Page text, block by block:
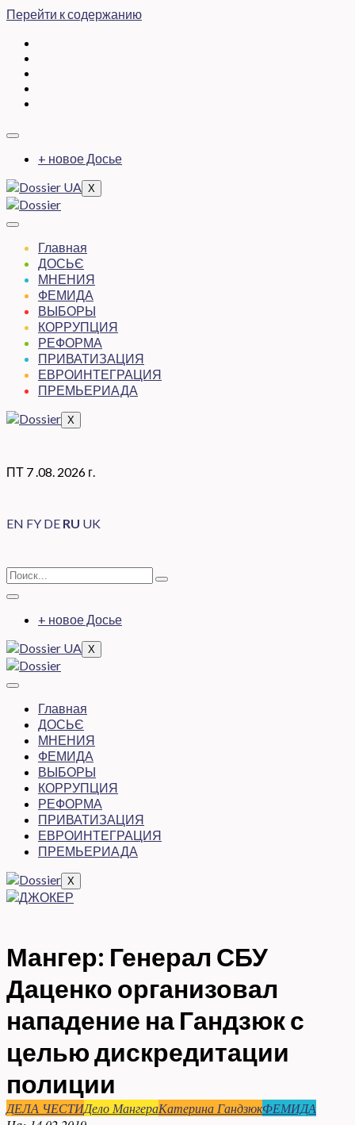
Перейти к содержанию
+ новое Досье
X
Главная
ДОСЬЄ
МНЕНИЯ
ФЕМИДА
ВЫБОРЫ
КОРРУПЦИЯ
РЕФОРМА
ПРИВАТИЗАЦИЯ
ЕВРОИНТЕГРАЦИЯ
ПРЕМЬЕРИАДА
X
ПТ 7 .08. 2026 г.
EN FY DE RU UK
+ новое Досье
X
Главная
ДОСЬЄ
МНЕНИЯ
ФЕМИДА
ВЫБОРЫ
КОРРУПЦИЯ
РЕФОРМА
ПРИВАТИЗАЦИЯ
ЕВРОИНТЕГРАЦИЯ
ПРЕМЬЕРИАДА
X
Мангер: Генерал СБУ
Даценко организовал
нападение на Гандзюк с
целью дискредитации
полиции
ДЕЛА ЧЕСТИДело МангераКатерина ГандзюкФЕМИДА